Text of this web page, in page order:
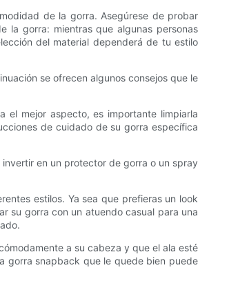
de la gorra. Asegúrese de probar
la gorra: mientras que algunas personas
del material dependerá de tu estilo
se ofrecen algunos consejos que le
el mejor aspecto, es importante limpiarla
de cuidado de su gorra específica
en un protector de gorra o un spray
estilos. Ya sea que prefieras un look
su gorra con un atuendo casual para una
a su cabeza y que el ala esté
gorra snapback que le quede bien puede